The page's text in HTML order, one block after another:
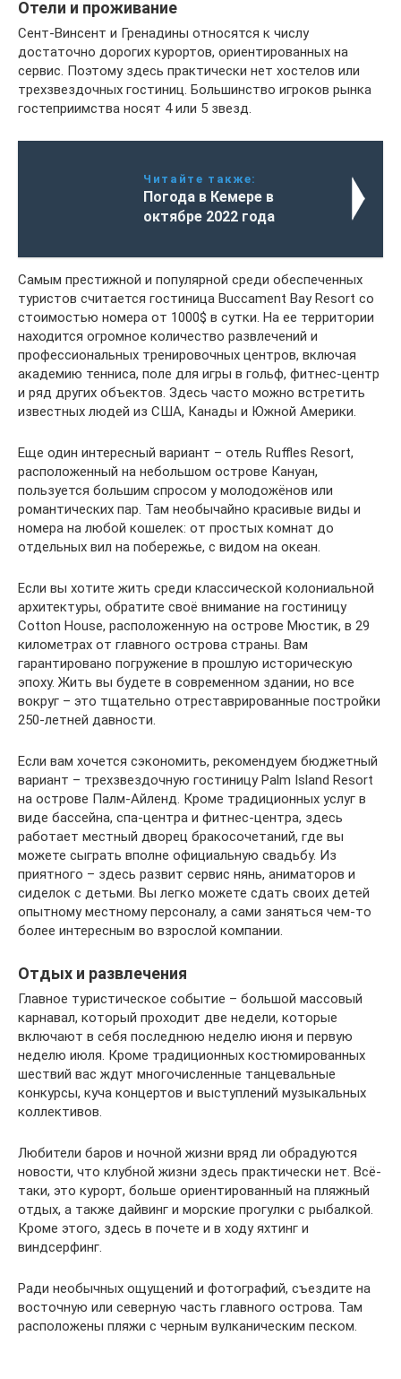
Отели и проживание
Сент-Винсент и Гренадины относятся к числу
достаточно дорогих курортов, ориентированных на
сервис. Поэтому здесь практически нет хостелов или
трехзвездочных гостиниц. Большинство игроков рынка
гостеприимства носят 4 или 5 звезд.
Читайте также:
Погода в Кемере в
октябре 2022 года
Самым престижной и популярной среди обеспеченных
туристов считается гостиница Buccament Bay Resort со
стоимостью номера от 1000$ в сутки. На ее территории
находится огромное количество развлечений и
профессиональных тренировочных центров, включая
академию тенниса, поле для игры в гольф, фитнес-центр
и ряд других объектов. Здесь часто можно встретить
известных людей из США, Канады и Южной Америки.
Еще один интересный вариант – отель Ruffles Resort,
расположенный на небольшом острове Кануан,
пользуется большим спросом у молодожёнов или
романтических пар. Там необычайно красивые виды и
номера на любой кошелек: от простых комнат до
отдельных вил на побережье, с видом на океан.
Если вы хотите жить среди классической колониальной
архитектуры, обратите своё внимание на гостиницу
Cotton House, расположенную на острове Мюстик, в 29
километрах от главного острова страны. Вам
гарантировано погружение в прошлую историческую
эпоху. Жить вы будете в современном здании, но все
вокруг – это тщательно отреставрированные постройки
250-летней давности.
Если вам хочется сэкономить, рекомендуем бюджетный
вариант – трехзвездочную гостиницу Palm Island Resort
на острове Палм-Айленд. Кроме традиционных услуг в
виде бассейна, спа-центра и фитнес-центра, здесь
работает местный дворец бракосочетаний, где вы
можете сыграть вполне официальную свадьбу. Из
приятного – здесь развит сервис нянь, аниматоров и
сиделок с детьми. Вы легко можете сдать своих детей
опытному местному персоналу, а сами заняться чем-то
более интересным во взрослой компании.
Отдых и развлечения
Главное туристическое событие – большой массовый
карнавал, который проходит две недели, которые
включают в себя последнюю неделю июня и первую
неделю июля. Кроме традиционных костюмированных
шествий вас ждут многочисленные танцевальные
конкурсы, куча концертов и выступлений музыкальных
коллективов.
Любители баров и ночной жизни вряд ли обрадуются
новости, что клубной жизни здесь практически нет. Всё-
таки, это курорт, больше ориентированный на пляжный
отдых, а также дайвинг и морские прогулки с рыбалкой.
Кроме этого, здесь в почете и в ходу яхтинг и
виндсерфинг.
Ради необычных ощущений и фотографий, съездите на
восточную или северную часть главного острова. Там
расположены пляжи с черным вулканическим песком.